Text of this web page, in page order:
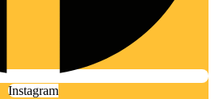
Instagram